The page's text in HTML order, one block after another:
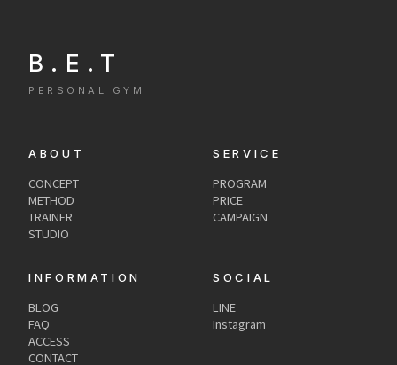
B.E.T
PERSONAL GYM
ABOUT
CONCEPT
METHOD
TRAINER
STUDIO
SERVICE
PROGRAM
PRICE
CAMPAIGN
INFORMATION
BLOG
FAQ
ACCESS
CONTACT
SOCIAL
LINE
Instagram